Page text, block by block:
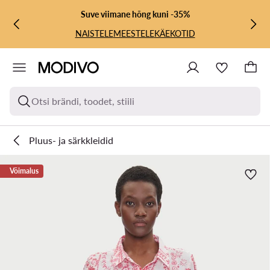
LIIGU PÕHISISU JUURDE
MINE OTSINGUSSESuve viimane hõng kuni -35%
NAISTELEMEESTELEKÄEKOTID
Otsi brändi, toodet, stiili
Pluus- ja särkkleidid
Võimalus